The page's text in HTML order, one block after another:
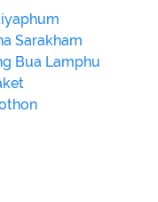
Sarakham
Bua Lamphu